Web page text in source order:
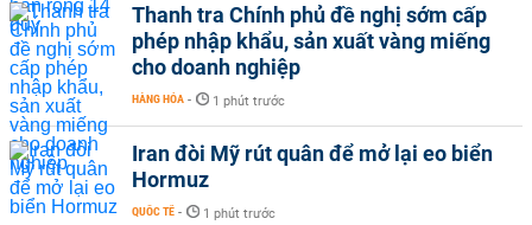
Thanh tra Chính phủ đề nghị sớm cấp
phép nhập khẩu, sản xuất vàng miếng
cho doanh nghiệp
HÀNG HÓA - 1 phút trước
Iran đòi Mỹ rút quân để mở lại eo biển
Hormuz
QUỐC TẾ - 1 phút trước